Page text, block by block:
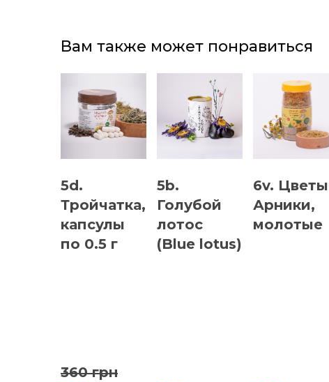
Вам также может понравиться
5d.
Тройчатка,
капсулы
по 0.5 г
360 грн
5b.
Голубой
лотос
(Blue lotus)
6v. Цветы
Арники,
молотые